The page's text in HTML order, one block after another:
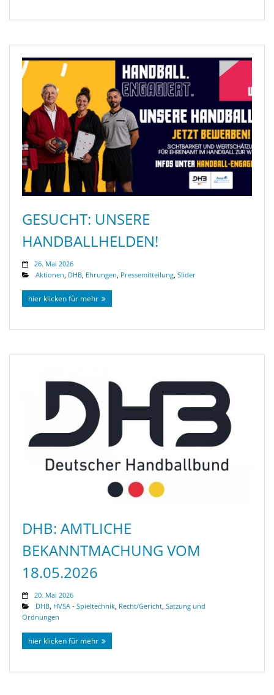
GESUCHT: UNSERE
HANDBALLHELDEN!
26. Mai 2026
Aktionen DHB Ehrungen Pressemitteilung Slider
hier klicken für mehr
DHB: AMTLICHE
BEKANNTMACHUNG VOM
18.05.2026
20. Mai 2026
DHB, HVSA - Spieltechnik, Recht/Gericht, Satzung und
Ordnungen
hier klicken für mehr